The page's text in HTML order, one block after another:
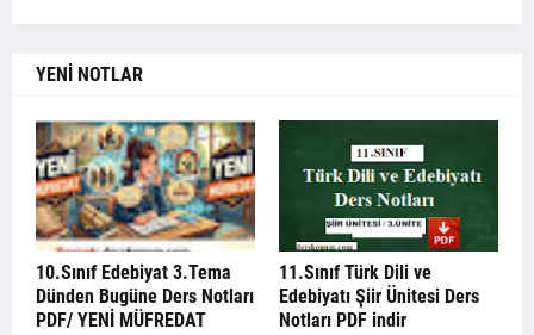
YENİ NOTLAR
10.Sınıf Edebiyat 3.Tema
Dünden Bugüne Ders Notları
PDF/ YENİ MÜFREDAT
11.Sınıf Türk Dili ve
Edebiyatı Şiir Ünitesi Ders
Notları PDF indir